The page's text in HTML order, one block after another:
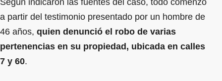
Según indicaron las fuentes del caso, todo comenzó
a partir del testimonio presentado por un hombre de
46 años, quien denunció el robo de varias
pertenencias en su propiedad, ubicada en calles
7 y 60.